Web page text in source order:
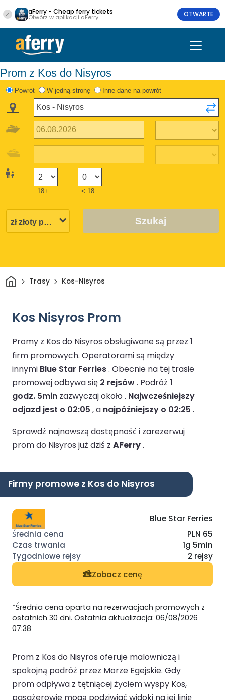
aFerry - Cheap ferry tickets
Otwórz w aplikacji aFerry OTWARTE
Prom z Kos do Nisyros
Powrót W jedną stronę Inne dane na powrót
18+ < 18
Szukaj
DomTrasy Kos-Nisyros
Kos Nisyros Prom
Promy z Kos do Nisyros obsługiwane są przez 1
firm promowych. Operatorami są między
innymi Blue Star Ferries. Obecnie na tej trasie
promowej odbywa się 2 rejsów. Podróż 1
godz. 5min zazwyczaj około . Najwcześniejszy
odjazd jest o 02:05 , a najpóźniejszy o 02:25 .
Sprawdź najnowszą dostępność i zarezerwuj
prom do Nisyros już dziś z AFerry.
Firmy promowe z Kos do Nisyros
Blue Star Ferries
PLN 65
1g 5min
2 rejsy
Zobacz cenę
*Średnia cena oparta na rezerwacjach promowych z
ostatnich 30 dni. Ostatnia aktualizacja: 06/08/2026
07:38
Prom z Kos do Nisyros oferuje malowniczą i
spokojną podróż przez Morze Egejskie. Gdy
prom odpływa z tętniącej życiem wyspy Kos,